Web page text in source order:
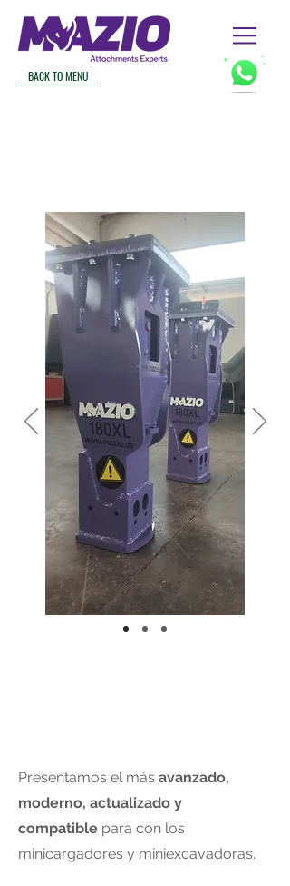
BACK TO MENU
Presentamos el más avanzado,
moderno, actualizado y
compatible para con los
minicargadores y miniexcavadoras.